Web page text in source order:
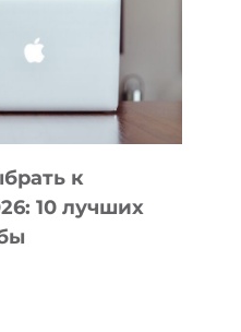
к
10 лучших